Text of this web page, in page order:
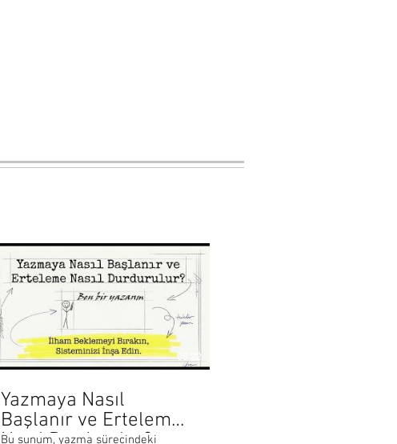
08:22
Yazmaya Nasıl
Başlanır ve Erteleme
Bu sunum, yazma sürecindeki